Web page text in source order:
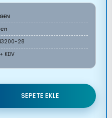
28
KDV
SEPETE EKLE